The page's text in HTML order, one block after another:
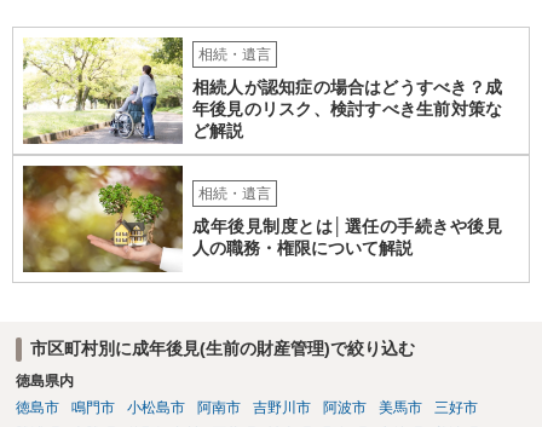
相続・遺言
相続人が認知症の場合はどうすべき？成
年後見のリスク、検討すべき生前対策な
ど解説
相続・遺言
成年後見制度とは│選任の手続きや後見
人の職務・権限について解説
市区町村別に成年後見(生前の財産管理)で絞り込む
徳島県内
徳島市
鳴門市 小松島市 阿南市 吉野川市 阿波市 美馬市
三好市